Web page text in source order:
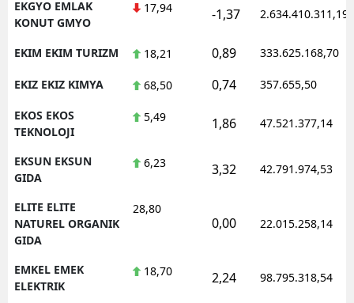
EKGYO EMLAK
KONUT GMYO
17,94 -1,37 2.634.410.311,19
EKIM EKIM TURIZM 18,21 0,89 333.625.168,70
EKIZ EKIZ KIMYA 68,50 0,74 357.655,50
EKOS EKOS
TEKNOLOJI
5,49 1,86 47.521.377,14
EKSUN EKSUN
GIDA
6,23 3,32 42.791.974,53
ELITE ELITE
NATUREL ORGANIK
GIDA
28,80
0,00 22.015.258,14
EMKEL EMEK
ELEKTRIK
18,70 2,24 98.795.318,54